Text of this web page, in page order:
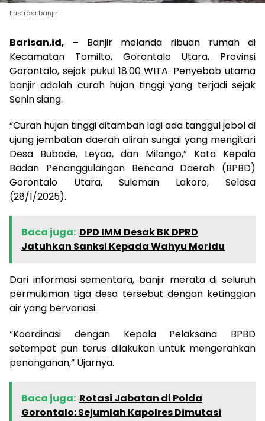
Ilustrasi banjir
Barisan.id, – Banjir melanda ribuan rumah di
Kecamatan Tomilto, Gorontalo Utara, Provinsi
Gorontalo, sejak pukul 18.00 WITA. Penyebab utama
banjir adalah curah hujan tinggi yang terjadi sejak
Senin siang.
“Curah hujan tinggi ditambah lagi ada tanggul jebol di
ujung jembatan daerah aliran sungai yang mengitari
Desa Bubode, Leyao, dan Milango,” Kata Kepala
Badan Penanggulangan Bencana Daerah (BPBD)
Gorontalo Utara, Suleman Lakoro, Selasa
(28/1/2025).
Baca juga: DPD IMM Desak BK DPRD
Jatuhkan Sanksi Kepada Wahyu Moridu
Dari informasi sementara, banjir merata di seluruh
permukiman tiga desa tersebut dengan ketinggian
air yang bervariasi.
“Koordinasi dengan Kepala Pelaksana BPBD
setempat pun terus dilakukan untuk mengerahkan
penanganan,” Ujarnya.
Baca juga: Rotasi Jabatan di Polda
Gorontalo: Sejumlah Kapolres Dimutasi